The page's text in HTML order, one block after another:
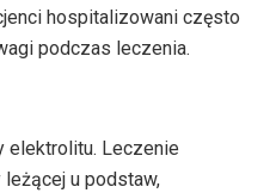
hospitalizowani często
podczas leczenia.
elektrolitu. Leczenie
u podstaw,